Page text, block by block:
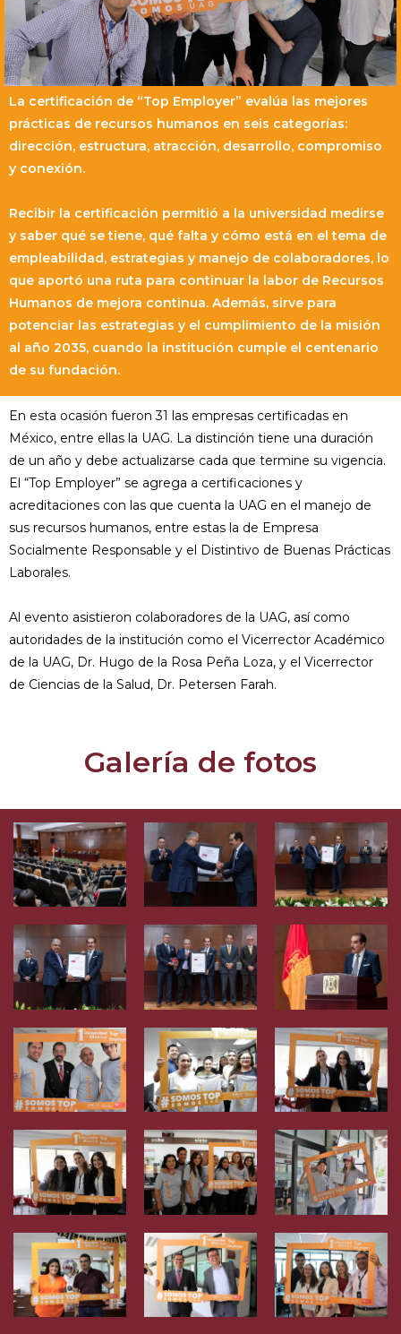
La certificación de “Top Employer” evalúa las mejores
prácticas de recursos humanos en seis categorías:
dirección, estructura, atracción, desarrollo, compromiso
y conexión.
Recibir la certificación permitió a la universidad medirse
y saber qué se tiene, qué falta y cómo está en el tema de
empleabilidad, estrategias y manejo de colaboradores, lo
que aportó una ruta para continuar la labor de Recursos
Humanos de mejora continua. Además, sirve para
potenciar las estrategias y el cumplimiento de la misión
al año 2035, cuando la institución cumple el centenario
de su fundación.
En esta ocasión fueron 31 las empresas certificadas en
México, entre ellas la UAG. La distinción tiene una duración
de un año y debe actualizarse cada que termine su vigencia.
El “Top Employer” se agrega a certificaciones y
acreditaciones con las que cuenta la UAG en el manejo de
sus recursos humanos, entre estas la de Empresa
Socialmente Responsable y el Distintivo de Buenas Prácticas
Laborales.
Al evento asistieron colaboradores de la UAG, así como
autoridades de la institución como el Vicerrector Académico
de la UAG, Dr. Hugo de la Rosa Peña Loza, y el Vicerrector
de Ciencias de la Salud, Dr. Petersen Farah.
Galería de fotos